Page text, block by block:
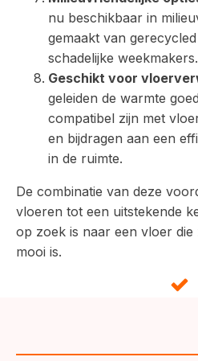
nu beschikbaar in
gemaakt van
schadelijke weekmakers.
Geschikt voor
geleiden de warmte
compatibel zijn met
en bijdragen aan een
in de ruimte.
De combinatie van deze
vloeren tot een uitstekende
op zoek is naar een vloer
mooi is.